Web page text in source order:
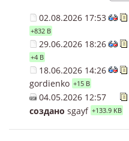
02.08.2026 17:53
+832 B
29.06.2026 18:26
+4 B
18.06.2026 14:26
gordienko +15 B
04.05.2026 12:57
создано sgayf +133.9 KB